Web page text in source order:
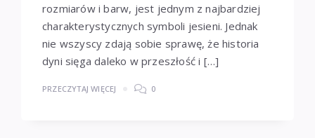
rozmiarów i barw, jest jednym z najbardziej
charakterystycznych symboli jesieni. Jednak
nie wszyscy zdają sobie sprawę, że historia
dyni sięga daleko w przeszłość i […]
PRZECZYTAJ WIĘCEJ 0